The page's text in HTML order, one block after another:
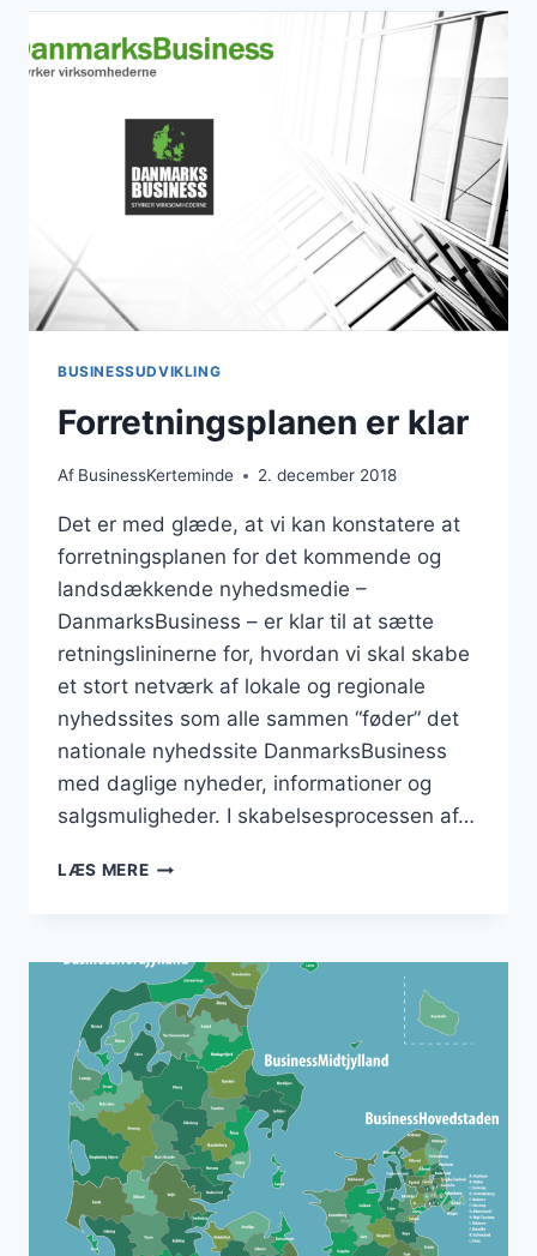
BUSINESSUDVIKLING
Forretningsplanen er klar
Af BusinessKerteminde 2. december 2018
Det er med glæde, at vi kan konstatere at
forretningsplanen for det kommende og
landsdækkende nyhedsmedie –
DanmarksBusiness – er klar til at sætte
retningslininerne for, hvordan vi skal skabe
et stort netværk af lokale og regionale
nyhedssites som alle sammen “føder” det
nationale nyhedssite DanmarksBusiness
med daglige nyheder, informationer og
salgsmuligheder. I skabelsesprocessen af…
LÆS MEREFORRETNINGSPLANEN